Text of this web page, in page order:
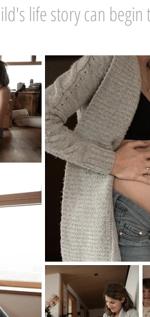
life story can begin